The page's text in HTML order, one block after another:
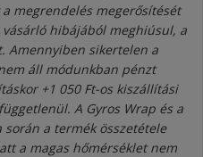
megrendelés megerősítését
hibájából meghiúsul, a
Amennyiben sikertelen a
áll módunkban pénzt
+1 050 Ft-os kiszállítási
A Gyros Wrap és a
a termék összetétele
a magas hőmérséklet nem